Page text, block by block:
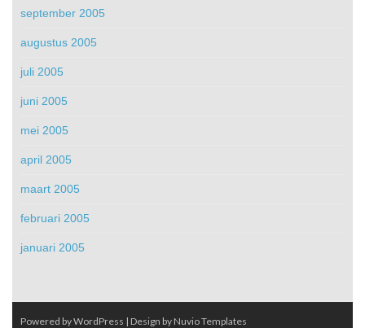
september 2005
augustus 2005
juli 2005
juni 2005
mei 2005
april 2005
maart 2005
februari 2005
januari 2005
Powered by WordPress | Design by Nuvio Templates